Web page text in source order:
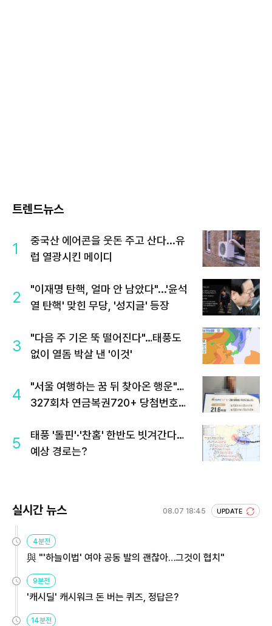
트렌드뉴스
1
중국산 에어콘을 웃돈 주고 산다...유
럽 열광시킨 메이디
2
"이재명 탄핵, 얼마 안 남았다"...'윤석
열 탄핵' 맞힌 무당, '성지글' 등장
3
"다음 주 기온 뚝 떨어진다"…태풍도
없이 열돔 박살 낸 '이것'
4
"서울 여행하는 꿈 뒤 찾아온 행운"…
327회차 연금복권720+ 당첨번호조
5
태풍 '돌핀'·'찬홈' 한반도 빗겨간다…
예상 경로는?
실시간 뉴스 08.07 18:45 UPDATE
4분전
與 "'하늘이법' 여야 공동 발의 괜찮아…그것이 협치"
9분전
'캐시딜' 캐시워크 돈 버는 퀴즈, 정답은?
14분전